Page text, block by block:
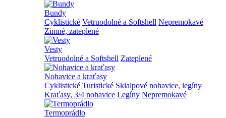
Bundy
Cyklistické Vetruodolné a Softshell Nepremokavé
Zimné, zateplené
Vesty
Vetruodolné a Softshell Zateplené
Nohavice a kraťasy
Cyklistické Turistické Skialpové nohavice, legíny
Kraťasy, 3/4 nohavice Legíny Nepremokavé
Termoprádlo